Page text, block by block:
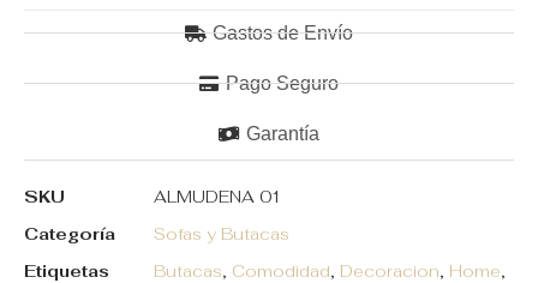
Gastos de Envío
Pago Seguro
Garantía
SKU
ALMUDENA 01
Categoría
Sofas y Butacas
Etiquetas
Butacas, Comodidad, Decoracion, Home,